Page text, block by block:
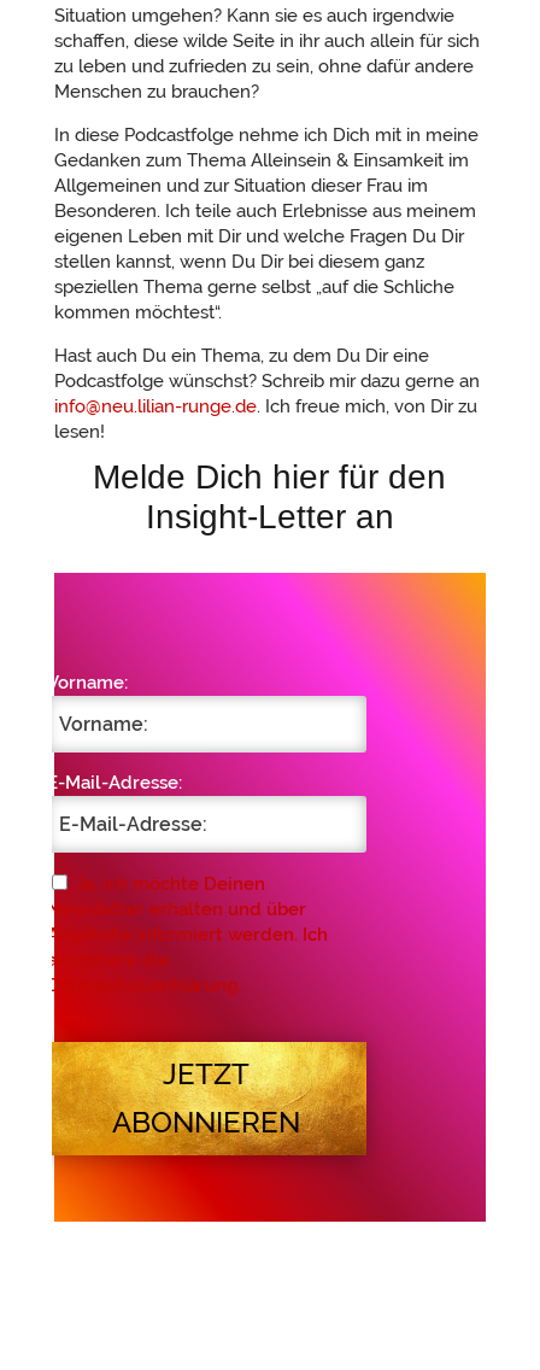
Situation umgehen? Kann sie es auch irgendwie
schaffen, diese wilde Seite in ihr auch allein für sich
zu leben und zufrieden zu sein, ohne dafür andere
Menschen zu brauchen?
In diese Podcastfolge nehme ich Dich mit in meine
Gedanken zum Thema Alleinsein & Einsamkeit im
Allgemeinen und zur Situation dieser Frau im
Besonderen. Ich teile auch Erlebnisse aus meinem
eigenen Leben mit Dir und welche Fragen Du Dir
stellen kannst, wenn Du Dir bei diesem ganz
speziellen Thema gerne selbst „auf die Schliche
kommen möchtest“.
Hast auch Du ein Thema, zu dem Du Dir eine
Podcastfolge wünschst? Schreib mir dazu gerne an
info@neu.lilian-runge.de. Ich freue mich, von Dir zu
lesen!
Melde Dich hier für den
Insight-Letter an
Vorname:
E-Mail-Adresse:
Ja, ich möchte Deinen
Newsletter erhalten und über
Angebote informiert werden. Ich
akzeptiere die
Datenschutzerklärung.
JETZT
ABONNIEREN